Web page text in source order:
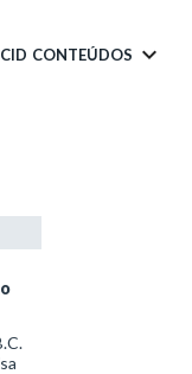
CID CONTEÚDOS